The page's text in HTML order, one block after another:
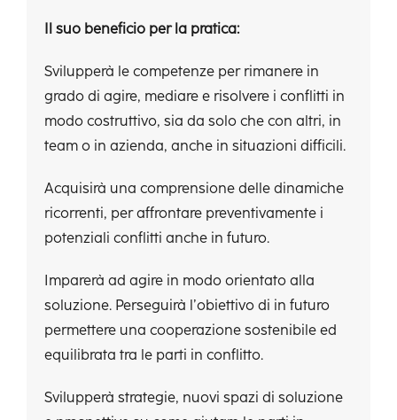
Il suo beneficio per la pratica:
Svilupperà le competenze per rimanere in
grado di agire, mediare e risolvere i conflitti in
modo costruttivo, sia da solo che con altri, in
team o in azienda, anche in situazioni difficili.
Acquisirà una comprensione delle dinamiche
ricorrenti, per affrontare preventivamente i
potenziali conflitti anche in futuro.
Imparerà ad agire in modo orientato alla
soluzione. Perseguirà l’obiettivo di in futuro
permettere una cooperazione sostenibile ed
equilibrata tra le parti in conflitto.
Svilupperà strategie, nuovi spazi di soluzione